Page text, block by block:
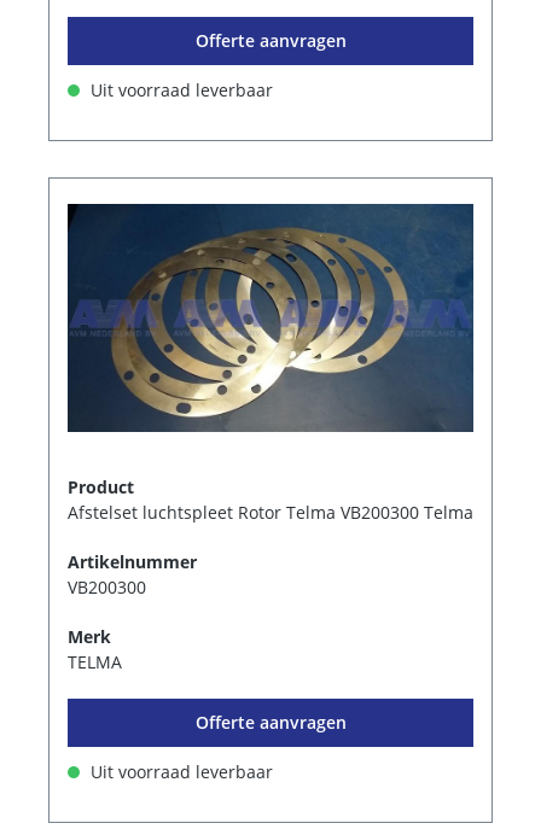
Offerte aanvragen
Uit voorraad leverbaar
Product
Afstelset luchtspleet Rotor Telma VB200300 Telma
Artikelnummer
VB200300
Merk
TELMA
Offerte aanvragen
Uit voorraad leverbaar